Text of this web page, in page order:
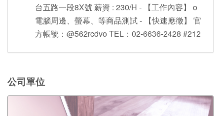
台五路一段8X號 薪資 : 230/H - 【工作內容】 o
電腦周邊、螢幕、等商品測試 - 【快速應徵】 官
方帳號：@562rcdvo TEL：02-6636-2428 #212
公司單位